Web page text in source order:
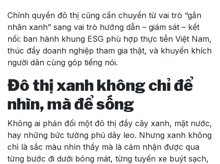
Chính quyền đô thị cũng cần chuyển từ vai trò “gắn
nhãn xanh” sang vai trò hướng dẫn – giám sát – kết
nối: ban hành khung ESG phù hợp thực tiễn Việt Nam,
thúc đẩy doanh nghiệp tham gia thật, và khuyến khích
người dân cùng góp tiếng nói.
Đô thị xanh không chỉ để
nhìn, mà để sống
Không ai phản đối một đô thị đầy cây xanh, mặt nước,
hay những bức tường phủ dây leo. Nhưng xanh không
chỉ là sắc màu nhìn thấy mà là cảm nhận được qua
từng bước đi dưới bóng mát, từng tuyến xe buýt sạch,